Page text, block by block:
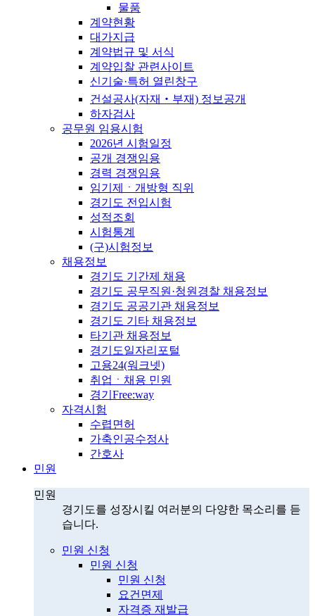
물품
계약현황
대가지급
계약법규 및 서식
계약입찰 관련사이트
신기술·특허 열린창구
건설공사(자재‧부재) 정보공개
하자검사
공무원 임용시험
2026년 시험일정
공개 경쟁임용
경력 경쟁임용
임기제ㆍ개방형 직위
경기도 전입시험
성적조회
시험통계
(구)시험정보
채용정보
경기도 기간제 채용
경기도 공무직원·청원경찰 채용정보
경기도 공공기관 채용정보
경기도 기타 채용정보
타기관 채용정보
경기도일자리포털
고용24(워크넷)
취업ㆍ채용 민원
경기Free:way
자격시험
수렵면허
가축인공수정사
간호사
민원
민원
경기도를 성장시킬 여러분의 다양한 목소리를 듣
습니다.
민원 신청
민원 신청
민원 신청
요건면제
자격증 재발급